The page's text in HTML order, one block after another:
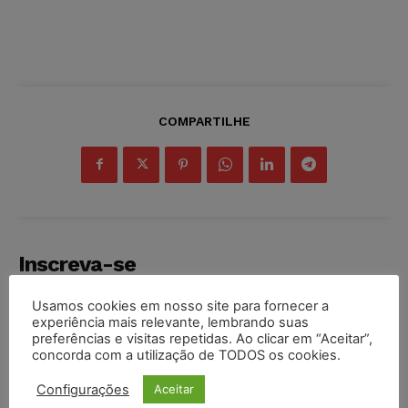
COMPARTILHE
Inscreva-se
INSCREVER
Usamos cookies em nosso site para fornecer a
experiência mais relevante, lembrando suas
preferências e visitas repetidas. Ao clicar em “Aceitar”,
concorda com a utilização de TODOS os cookies.
Configurações Aceitar